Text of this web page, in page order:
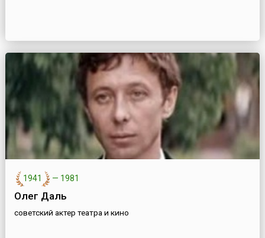
1941 — 1981
Олег Даль
советский актер театра и кино